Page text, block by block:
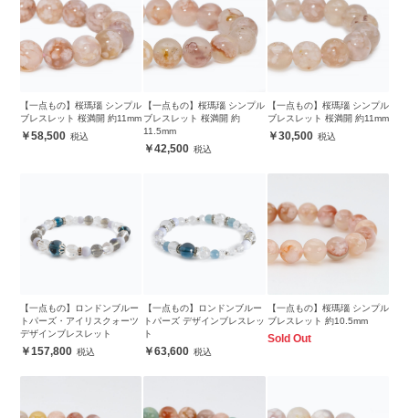
【一点もの】桜瑪瑙 シンプル
ブレスレット 桜満開 約11mm
58,500
【一点もの】桜瑪瑙 シンプル
ブレスレット 桜満開 約
11.5mm
42,500
【一点もの】桜瑪瑙 シンプル
ブレスレット 桜満開 約11mm
30,500
【一点もの】ロンドンブルー
トパーズ・アイリスクォーツ
デザインブレスレット
157,800
【一点もの】ロンドンブルー
トパーズ デザインブレスレッ
ト
63,600
【一点もの】桜瑪瑙 シンプル
ブレスレット 約10.5mm
Sold Out